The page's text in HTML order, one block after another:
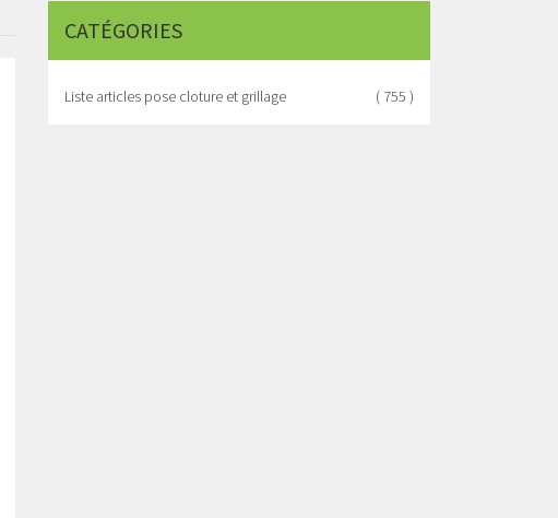
CATÉGORIES
Liste articles pose cloture et grillage ( 755 )